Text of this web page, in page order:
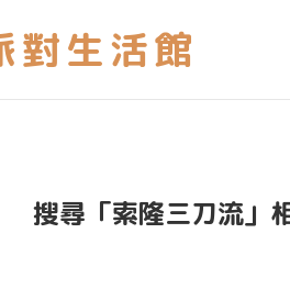
搜尋「索隆三刀流」